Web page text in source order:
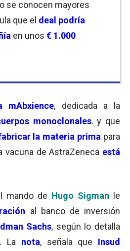
se conocen mayores
que el deal podría
en unos € 1.000
mAbxience, dedicada a la
monoclonales. y que
la materia prima para
vacuna de AstraZeneca está
mando de Hugo Sigman le
al banco de inversión
Sachs, según lo detalla
. La nota, señala que Insud